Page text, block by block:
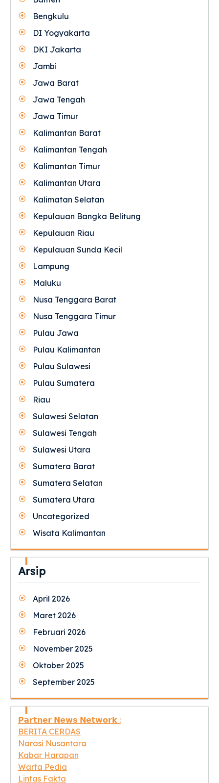
Bengkulu
DI Yogyakarta
DKI Jakarta
Jambi
Jawa Barat
Jawa Tengah
Jawa Timur
Kalimantan Barat
Kalimantan Tengah
Kalimantan Timur
Kalimantan Utara
Kalimatan Selatan
Kepulauan Bangka Belitung
Kepulauan Riau
Kepulauan Sunda Kecil
Lampung
Maluku
Nusa Tenggara Barat
Nusa Tenggara Timur
Pulau Jawa
Pulau Kalimantan
Pulau Sulawesi
Pulau Sumatera
Riau
Sulawesi Selatan
Sulawesi Tengah
Sulawesi Utara
Sumatera Barat
Sumatera Selatan
Sumatera Utara
Uncategorized
Wisata Kalimantan
Arsip
April 2026
Maret 2026
Februari 2026
November 2025
Oktober 2025
September 2025
𝗣𝗮𝗿𝘁𝗻𝗲𝗿 𝗡𝗲𝘄𝘀 𝗡𝗲𝘁𝘄𝗼𝗿𝗸 :
BERITA CERDAS
Narasi Nusantara
Kabar Harapan
Warta Pedia
Lintas Fakta